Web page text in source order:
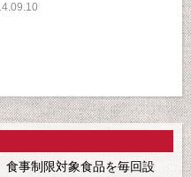
食事制限対象食品を毎回設